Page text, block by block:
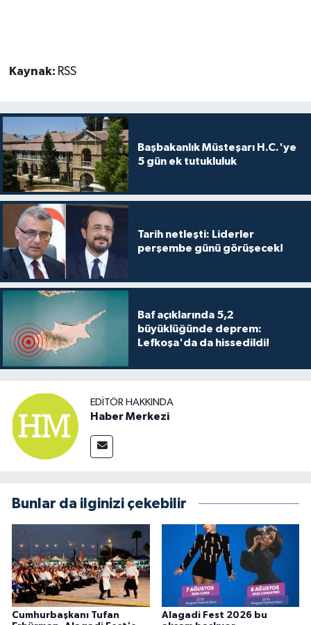
Kaynak: RSS
Başbakanlık Müsteşarı H.C.'ye
5 gün ek tutukluluk
Tarih netleşti: Liderler
perşembe günü görüşecek!
Baf açıklarında 5,2
büyüklüğünde deprem:
Lefkoşa'da da hissedildi!
EDITÖR HAKKINDA
Haber Merkezi
Bunlar da ilginizi çekebilir
Cumhurbaşkanı Tufan
Alagadi Fest 2026 bu